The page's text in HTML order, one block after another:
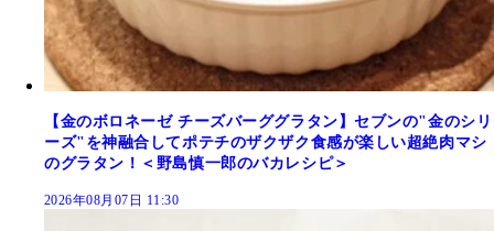
【金のボロネーゼ チーズバーググラタン】セブンの"金のシリ
ーズ"を神融合してポテチのザクザク食感が楽しい超絶肉マシ
のグラタン！＜野島慎一郎のバカレシピ＞
2026年08月07日 11:30